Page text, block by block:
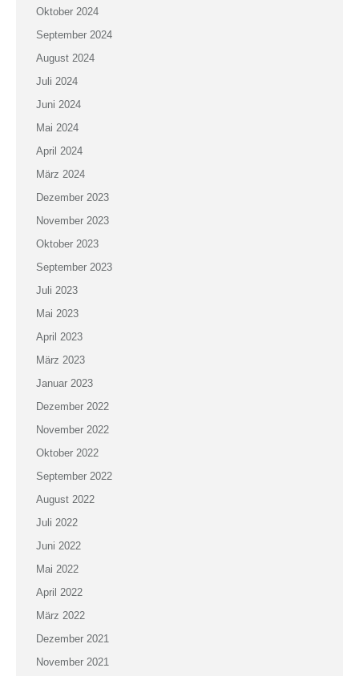
Oktober 2024
September 2024
August 2024
Juli 2024
Juni 2024
Mai 2024
April 2024
März 2024
Dezember 2023
November 2023
Oktober 2023
September 2023
Juli 2023
Mai 2023
April 2023
März 2023
Januar 2023
Dezember 2022
November 2022
Oktober 2022
September 2022
August 2022
Juli 2022
Juni 2022
Mai 2022
April 2022
März 2022
Dezember 2021
November 2021